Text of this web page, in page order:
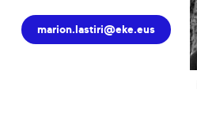
marion.lastiri@eke.eus